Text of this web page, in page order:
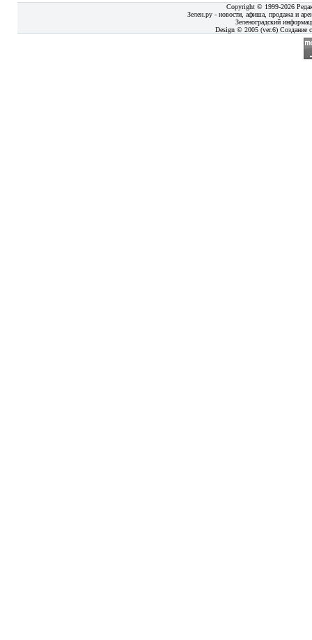
Copyright © 1999-2026
Зелен.ру - новости, афиша, продажа и
Зеленоградский
Design © 2005 (ver.6) Создание